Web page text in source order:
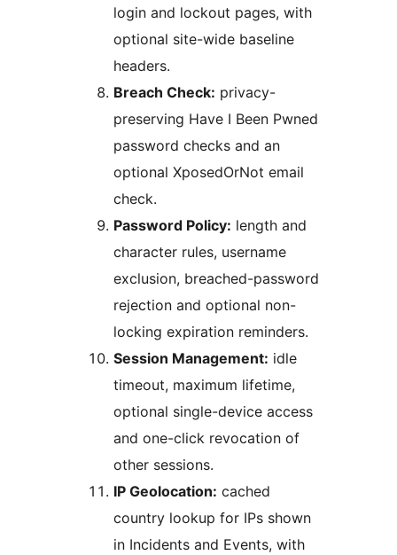
login and lockout pages, with
optional site-wide baseline
headers.
Breach Check: privacy-
preserving Have I Been Pwned
password checks and an
optional XposedOrNot email
check.
Password Policy: length and
character rules, username
exclusion, breached-password
rejection and optional non-
locking expiration reminders.
Session Management: idle
timeout, maximum lifetime,
optional single-device access
and one-click revocation of
other sessions.
IP Geolocation: cached
country lookup for IPs shown
in Incidents and Events, with